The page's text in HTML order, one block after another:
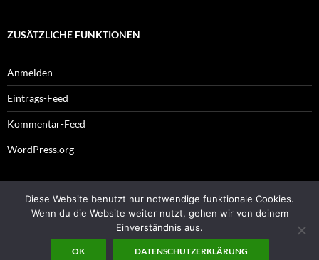
ZUSÄTZLICHE FUNKTIONEN
Anmelden
Eintrags-Feed
Kommentar-Feed
WordPress.org
Impressum
Diese Website benutzt nur notwendige funktionale Cookies.
Wenn du die Website weiter nutzt, gehen wir von deinem
Einverständnis aus.
OK DATENSCHUTZERKLÄRUNG